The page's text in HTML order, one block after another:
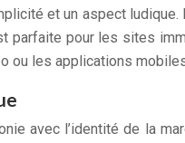
et un aspect
pour les sites
ou les applications
avec l’identité de la